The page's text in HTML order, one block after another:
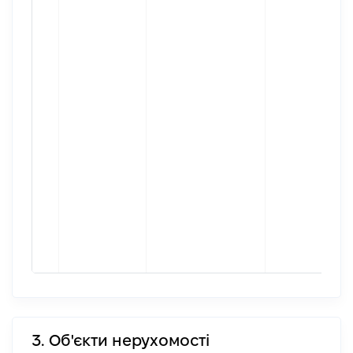
3. Об'єкти нерухомості